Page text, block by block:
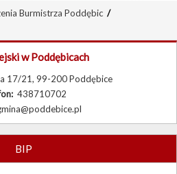
Burmistrza Poddębic /
w Poddębicach
17/21, 99-200 Poddębice
438710702
BIP